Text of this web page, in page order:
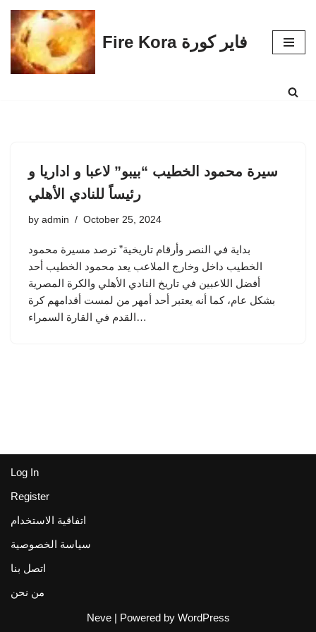
Skip
to
content
Fire Kora فاير كورة
سيرة محمود الخطيب “بيبو” لاعبا و اداريا و
رئيساً للنادي الأهلي
by admin October 25, 2024
بداية في النصر وأرقام تاريخية” ترصد مسيرة محمود
الخطيب داخل وخارج الملاعب يعد محمود الخطيب أحد
أفضل اللاعبين في تاريخ النادي الأهلي والكرة المصرية
بشكل عام، كما أنه يعتبر أحد أمهر من لمست أقدامهم كرة
القدم في القارة السمراء…
Log In
Register
اتفاقية الاستخدام
سياسة الخصوصية
اتصل بنا
من نحن
Neve| Powered by WordPress